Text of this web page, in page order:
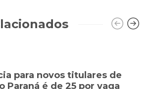
para novos titulares de
Paraná é de 25 por vaga